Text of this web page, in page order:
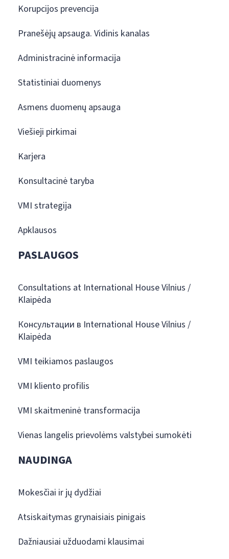
Korupcijos prevencija
Pranešėjų apsauga. Vidinis kanalas
Administracinė informacija
Statistiniai duomenys
Asmens duomenų apsauga
Viešieji pirkimai
Karjera
Konsultacinė taryba
VMI strategija
Apklausos
PASLAUGOS
Consultations at International House Vilnius /
Klaipėda
Консультации в International House Vilnius /
Klaipėda
VMI teikiamos paslaugos
VMI kliento profilis
VMI skaitmeninė transformacija
Vienas langelis prievolėms valstybei sumokėti
NAUDINGA
Mokesčiai ir jų dydžiai
Atsiskaitymas grynaisiais pinigais
Dažniausiai užduodami klausimai